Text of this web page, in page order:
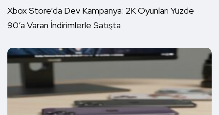
Xbox Store’da Dev Kampanya: 2K Oyunları Yüzde
90’a Varan İndirimlerle Satışta